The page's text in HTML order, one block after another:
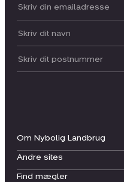
Om Nybolig Landbrug
Andre sites
Find mægler
Din email:
Dit navn:
Postnummer